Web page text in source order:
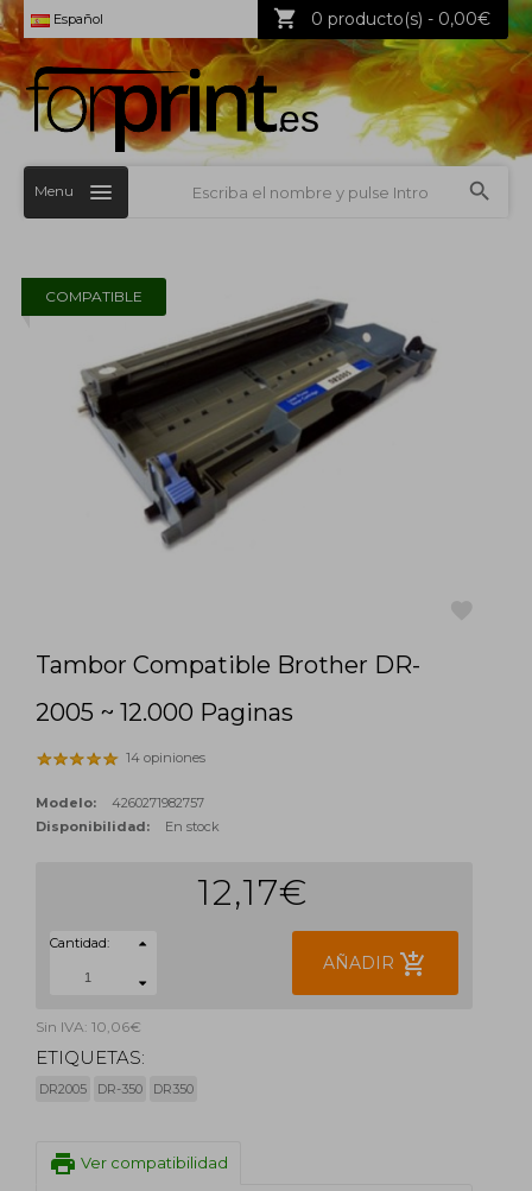
Español 0 producto(s) - 0,00€
Menu
COMPATIBLE
Tambor Compatible Brother DR-
2005 ~ 12.000 Paginas
14 opiniones
Modelo:
4260271982757
Disponibilidad:
En stock
12,17€
Cantidad:
AÑADIR add_shopping_cart
Sin IVA: 10,06€
ETIQUETAS:
DR2005 DR-350 DR350
print Ver compatibilidad